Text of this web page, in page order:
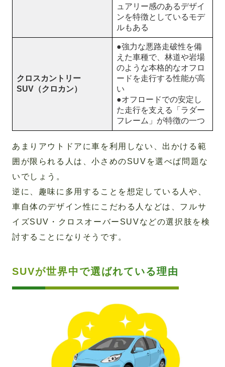
ュアリー感のあるデザイ
ンを特徴としているモデ
ルもある
クロスカントリー
SUV（クロカン）
●強力な悪路走破性を備
えた車種で、林道や岩場
のような本格的なオフロ
ードを走行する性能が高
い
●オフロードでの安定し
た走行を支える「ラダー
フレーム」が特徴の一つ
あまりアウトドアに車を利用しない、出かける範
囲が限られる人は、小さめのSUVを選べば問題な
いでしょう。
逆に、趣味に多用することを想定している人や、
車自体のデザイン性にこだわる人などは、フルサ
イズSUV・クロスオーバーSUVなどの選択肢を検
討することになりそうです。
SUVが世界中で選ばれている理由